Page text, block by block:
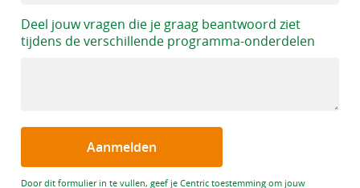
Deel jouw vragen die je graag beantwoord ziet
tijdens de verschillende programma-onderdelen
Aanmelden
Door dit formulier in te vullen, geef je Centric toestemming om jouw